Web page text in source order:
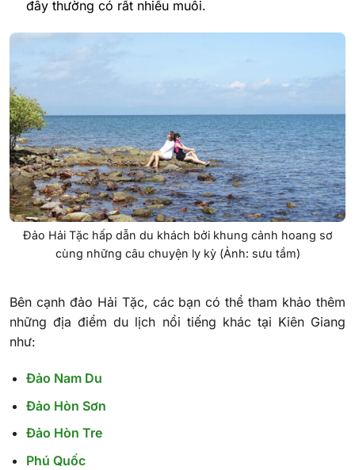
đây thường có rất nhiều muỗi.
Đảo Hải Tặc hấp dẫn du khách bởi khung cảnh hoang sơ
cùng những câu chuyện ly kỳ (Ảnh: sưu tầm)
Bên cạnh đảo Hải Tặc, các bạn có thể tham khảo thêm
những địa điểm du lịch nổi tiếng khác tại Kiên Giang
như:
Đảo Nam Du
Đảo Hòn Sơn
Đảo Hòn Tre
Phú Quốc